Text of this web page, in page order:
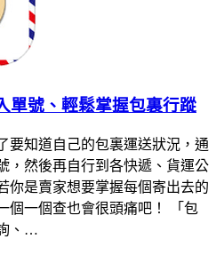
單號、輕鬆掌握包裏行蹤
要知道自己的包裏運送狀況，通
，然後再自行到各快遞、貨運公
你是賣家想要掌握每個寄出去的
個一個查也會很頭痛吧！ 「包
、…